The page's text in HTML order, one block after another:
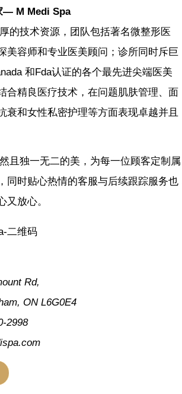
— M Medi Spa
的技术资源，团队包括著名微整形医
美容师和专业医美顾问；诊所同时斥巨
和Fda认证的各个最先进尖端医美
合精良医疗技术，在问题肌肤管理、面
衰和女性私密护理等方面表现卓越并且
且独一无二的美，为每一位顾客定制属
同时贴心热情的客服与后续跟踪服务也
又放心。
Rd,
ON L6G0E4
2998